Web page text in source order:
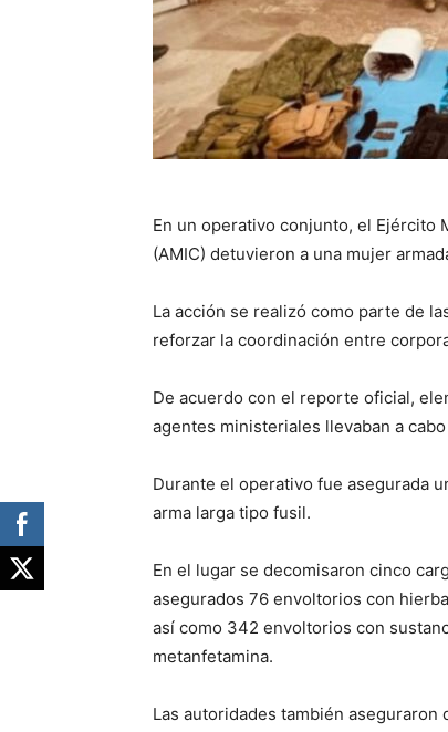
En un operativo conjunto, el Ejército
(AMIC) detuvieron a una mujer
La acción se realizó como parte de
reforzar la coordinación entre
De acuerdo con el reporte oficial,
agentes ministeriales llevaban a
Durante el operativo fue asegurada
arma larga tipo fusil.
En el lugar se decomisaron cinco
asegurados 76 envoltorios con
así como 342 envoltorios con
metanfetamina.
Las autoridades también